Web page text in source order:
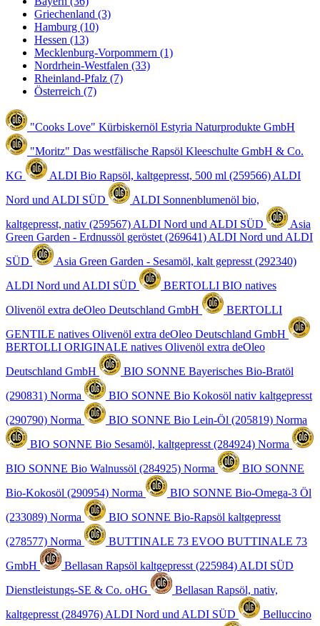
Griechenland (3)
Hamburg (10)
Hessen (13)
Mecklenburg-Vorpommern (1)
Nordrhein-Westfalen (33)
Rheinland-Pfalz (7)
Österreich (7)
"Cooks Love" Kürbiskernöl Estyria Naturprodukte GmbH
"Moritz" Das westfälische Rapsöl Kleeschulte GmbH & Co.
KG
ALDI Bio Rapsöl, kaltgepresst, 500 ml (259566) ALDI
Nord und ALDI SÜD
ALDI Sonnenblumenöl bio,
kaltgepresst, nativ (259567) ALDI Nord und ALDI SÜD
Asia
Green Garden - Erdnussöl geröstet (269641) ALDI Nord und ALDI
SÜD
Asia Green Garden - Sesamöl, kalt gepresst (292340)
ALDI Nord und ALDI SÜD
BERTOLLI BIO natives
Olivenöl extra deOleo Deutschland GmbH
BERTOLLI
GENTILE natives Olivenöl extra deOleo Deutschland GmbH
BERTOLLI ORIGINALE natives Olivenöl extra deOleo
Deutschland GmbH
BIO SONNE Bayerisches Bio-Bratöl
(290831) Norma
BIO SONNE Bio Kokosöl nativ kaltgepresst
(290790) Norma BIO SONNE Bio Lein-Öl (205819) Norma
BIO SONNE Bio Sesamöl, kaltgepresst (284924) Norma
BIO SONNE Bio Walnussöl (284925) Norma
BIO SONNE
Bio-Kokosöl (290954) Norma
BIO SONNE Bio-Omega-3 Öl
(233089) Norma
BIO SONNE Bio-Rapsöl kaltgepresst
(278577) Norma BUTTINALE 73 EVOO BUTTINALE 73
GmbH
Bellasan Rapsöl kaltgepresst (225984) ALDI SÜD
Dienstleistungs-SE & Co. oHG
Bellasan Rapsöl, nativ,
kaltgepresst (284976) ALDI Nord und ALDI SÜD
Belluccino